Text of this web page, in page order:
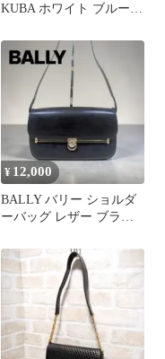
KUBA ホワイト ブルー
¥ 12,000
BALLY バリー ショルダ
ーバッグ レザー ブラッ